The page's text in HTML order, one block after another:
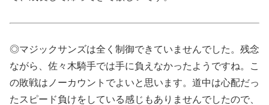
◎マジックサンズは全く制御できていませんでした。残念
ながら、佐々木騎手では手に負えなかったようですね。こ
の敗戦はノーカウントでよいと思います。道中は心配だっ
たスピード負けをしている感じもありませんでしたので、